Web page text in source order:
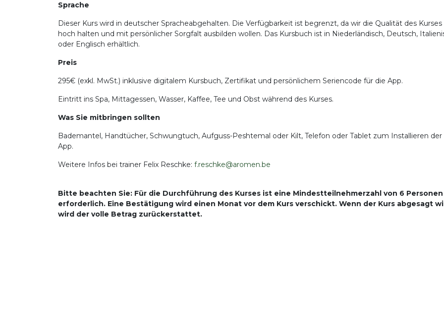
Sprache
Dieser Kurs wird in deutscher Spracheabgehalten. Die Verfügbarkeit ist begrenzt, da wir die Qualität des Kurses
hoch halten und mit persönlicher Sorgfalt ausbilden wollen. Das Kursbuch ist in Niederländisch, Deutsch,
oder Englisch erhältlich.
Preis
295€ (exkl. MwSt.) inklusive digitalem Kursbuch, Zertifikat und persönlichem Seriencode für die App.
Eintritt ins Spa, Mittagessen, Wasser, Kaffee, Tee und Obst während des Kurses.
Was Sie mitbringen sollten
Bademantel, Handtücher, Schwungtuch, Aufguss-Peshtemal oder Kilt, Telefon oder Tablet zum Installieren der
App.
Weitere Infos bei trainer Felix Reschke: f.reschke@aromen.be
Bitte beachten Sie: Für die Durchführung des Kurses ist eine Mindestteilnehmerzahl von 6 Personen
erforderlich. Eine Bestätigung wird einen Monat vor dem Kurs verschickt. Wenn der Kurs abgesagt
wird der volle Betrag zurückerstattet.